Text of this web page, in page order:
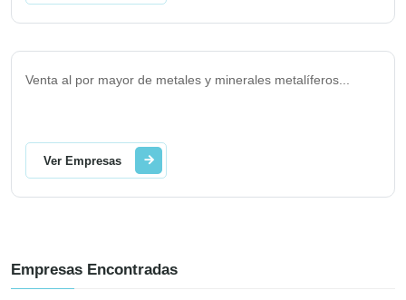
Venta al por mayor de metales y minerales metalíferos
Ver Empresas
Empresas Encontradas